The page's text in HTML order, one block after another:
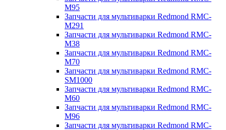
M95
Запчасти для мультиварки Redmond RMC-
M291
Запчасти для мультиварки Redmond RMC-
M38
Запчасти для мультиварки Redmond RMC-
M70
Запчасти для мультиварки Redmond RMC-
SM1000
Запчасти для мультиварки Redmond RMC-
M60
Запчасти для мультиварки Redmond RMC-
M96
Запчасти для мультиварки Redmond RMC-